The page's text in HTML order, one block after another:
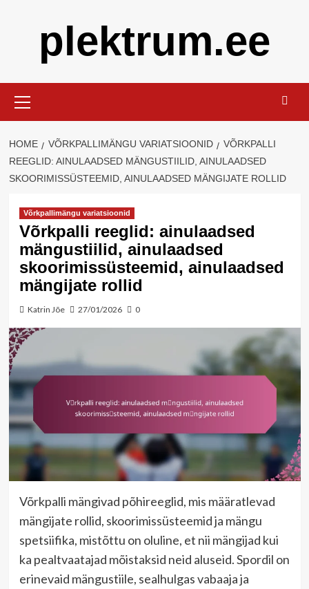
plektrum.ee
Menu
HOME VÕRKPALLIMÄNGU VARIATSIOONID
VÕRKPALLI
REEGLID: AINULAADSED MÄNGUSTIILID, AINULAADSED
SKOORIMISSÜSTEEMID, AINULAADSED MÄNGIJATE ROLLID
Võrkpallimängu variatsioonid
Võrkpalli reeglid: ainulaadsed
mängustiilid, ainulaadsed
skoorimissüsteemid, ainulaadsed
mängijate rollid
Katrin Jõe 27/01/2026 0
Võrkpalli mängivad põhireeglid, mis määratlevad
mängijate rollid, skoorimissüsteemid ja mängu
spetsiifika, mistõttu on oluline, et nii mängijad kui
ka pealtvaatajad mõistaksid neid aluseid. Spordil on
erinevaid mängustiile, sealhulgas vabaaja ja